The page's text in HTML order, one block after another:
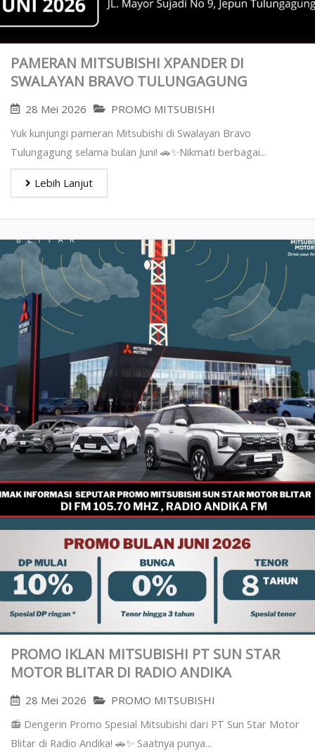
PAMERAN MITSUBISHI XPANDER DI
SWALAYAN BRAVO TULUNGAGUNG
28 Mei 2026
PROMO MITSUBISHI
Yuk kunjungi pameran Mitsubishi di Swalayan Bravo
Tulungagung selama bulan Juni! 🚗✨Nikmati berbagai...
Lebih Lanjut
PROMO IKLAN MITSUBISHI PT SUN STAR
MOTOR BLITAR DI RADIO ANDIKA
28 Mei 2026
PROMO MITSUBISHI
📻 Dengerin Promo Spesial Mitsubishi dari PT Sun Star Motor
Blitar di Radio Andika! 🚗✨ Saatnya punya...